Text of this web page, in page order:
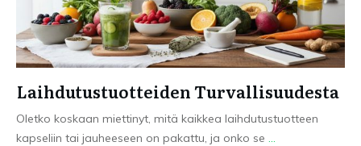
Laihdutustuotteiden Turvallisuudesta
Oletko koskaan miettinyt, mitä kaikkea laihdutustuotteen
kapseliin tai jauheeseen on pakattu, ja onko se ...